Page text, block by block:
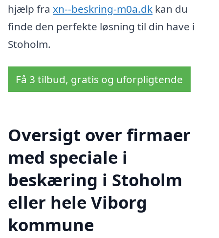
hjælp fra xn--beskring-m0a.dk kan du
finde den perfekte løsning til din have i
Stoholm.
Få 3 tilbud, gratis og uforpligtende
Oversigt over firmaer
med speciale i
beskæring i Stoholm
eller hele Viborg
kommune